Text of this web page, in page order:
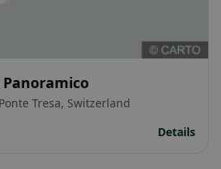
Tresa, Switzerland
Details